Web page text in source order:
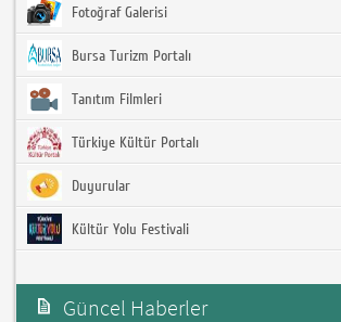
Fotoğraf Galerisi
Bursa Turizm Portalı
Tanıtım Filmleri
Türkiye Kültür Portalı
Duyurular
Kültür Yolu Festivali
Güncel Haberler